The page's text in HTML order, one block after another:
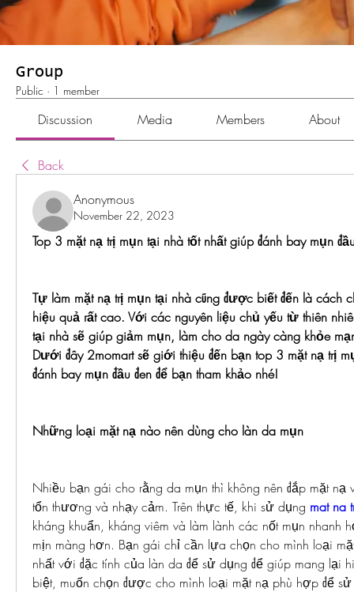
Group
Public · 1 member
Discussion Media Members About
Back
Anonymous
November 22, 2023
Top 3 mặt nạ trị mụn tại nhà tốt nhất giúp đánh bay mụn
Tự làm mặt nạ trị mụn tại nhà cũng được biết đến là cách
hiệu quả rất cao. Với các nguyên liệu chủ yếu từ thiên
tại nhà sẽ giúp giảm mụn, làm cho da ngày càng khỏe
Dưới đây 2momart sẽ giới thiệu đến bạn top 3 mặt nạ trị
đánh bay mụn đầu đen để bạn tham khảo nhé!
Những loại mặt nạ nào nên dùng cho làn da mụn
Nhiều bạn gái cho rằng da mụn thì không nên đắp mặt nạ
tổn thương và nhạy cảm. Trên thực tế, khi sử dụng mat na
kháng khuẩn, kháng viêm và làm lành các nốt mụn nhanh
mịn màng hơn. Bạn gái chỉ cần lựa chọn cho mình loại
nhất với đặc tính của làn da để sử dụng để giúp mang lại
biệt, muốn chọn được cho mình loại mặt nạ phù hợp để